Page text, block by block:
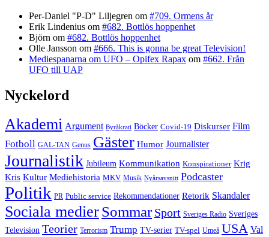
Per-Daniel "P-D" Liljegren om #709. Ormens år
Erik Lindenius om #682. Bottlös hoppenhet
Björn om #682. Bottlös hoppenhet
Olle Jansson om #666. This is gonna be great Television!
Mediespanarna om UFO – Opifex Rapax om #662. Från
UFO till UAP
Nyckelord
Akademi Argument Byråkrati Böcker Covid-19 Diskurser Film
Fotboll GAL-TAN Genus Gäster Humor Journalister
Journalistik Jubileum Kommunikation Konspirationer Krig
Kris Kultur Mediehistoria MKV Musik Nyårsavsnitt Podcaster
Politik PR Public service Rekommendationer Retorik Skandaler
Sociala medierSommar Sport Sveriges Radio Sveriges
Television Teorier Terrorism Trump TV-serier TV-spel Umeå USA Val